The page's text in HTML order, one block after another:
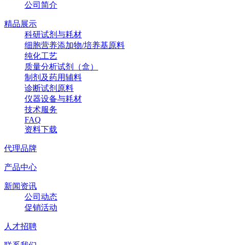
公司简介
精品展示
科研试剂与耗材
细胞营养添加物/培养基原料
纯化工艺
质量分析试剂（盒）
制剂及药用辅料
诊断试剂原料
仪器设备与耗材
技术服务
FAQ
资料下载
代理品牌
产品中心
新闻资讯
公司动态
促销活动
人才招聘